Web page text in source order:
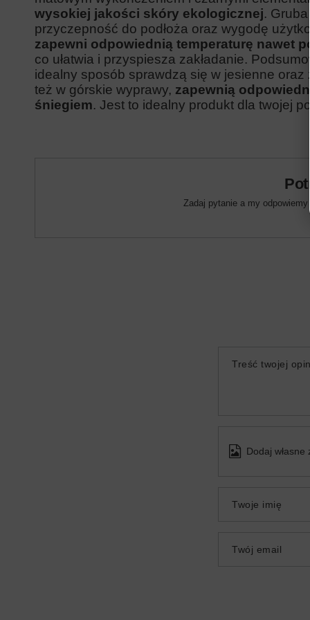
wysokiej jakości skóry ekologicznej.
przyczepność do podłoża oraz wygodę
zapewni odpowiednią temperaturę nawet
co ułatwia i przyspiesza zakładanie.
idealny sposób sprawdzą się w jesienne oraz
też w górskie wyprawy, zapewnią
śniegiem. Jest to idealny produkt dla twojej
Zadaj pytanie a my
Treść twojej
Dodaj
Twoje imię
Twój email